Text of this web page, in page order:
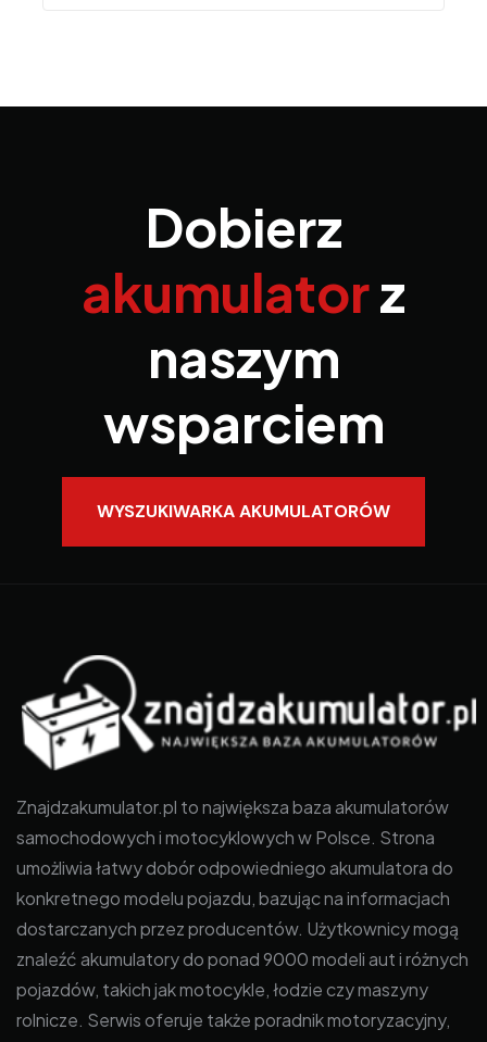
Dobierz
akumulatorz
naszym
wsparciem
WYSZUKIWARKA AKUMULATORÓW
Znajdzakumulator.pl to największa baza akumulatorów
samochodowych i motocyklowych w Polsce. Strona
umożliwia łatwy dobór odpowiedniego akumulatora do
konkretnego modelu pojazdu, bazując na informacjach
dostarczanych przez producentów. Użytkownicy mogą
znaleźć akumulatory do ponad 9000 modeli aut i różnych
pojazdów, takich jak motocykle, łodzie czy maszyny
rolnicze. Serwis oferuje także poradnik motoryzacyjny,